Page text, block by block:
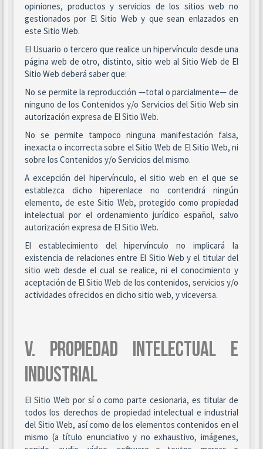
opiniones, productos y servicios de los sitios web no
gestionados por El Sitio Web y que sean enlazados en
este Sitio Web.
El Usuario o tercero que realice un hipervínculo desde una
página web de otro, distinto, sitio web al Sitio Web de El
Sitio Web deberá saber que:
No se permite la reproducción —total o parcialmente— de
ninguno de los Contenidos y/o Servicios del Sitio Web sin
autorización expresa de El Sitio Web.
No se permite tampoco ninguna manifestación falsa,
inexacta o incorrecta sobre el Sitio Web de El Sitio Web, ni
sobre los Contenidos y/o Servicios del mismo.
A excepción del hipervínculo, el sitio web en el que se
establezca dicho hiperenlace no contendrá ningún
elemento, de este Sitio Web, protegido como propiedad
intelectual por el ordenamiento jurídico español, salvo
autorización expresa de El Sitio Web.
El establecimiento del hipervínculo no implicará la
existencia de relaciones entre El Sitio Web y el titular del
sitio web desde el cual se realice, ni el conocimiento y
aceptación de El Sitio Web de los contenidos, servicios y/o
actividades ofrecidos en dicho sitio web, y viceversa.
V. PROPIEDAD INTELECTUAL E
INDUSTRIAL
El Sitio Web por sí o como parte cesionaria, es titular de
todos los derechos de propiedad intelectual e industrial
del Sitio Web, así como de los elementos contenidos en el
mismo (a título enunciativo y no exhaustivo, imágenes,